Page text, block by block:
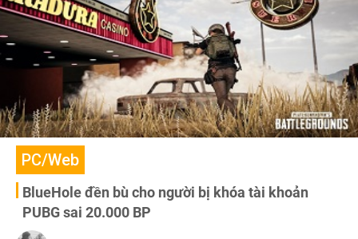
PC/Web
BlueHole đền bù cho người bị khóa tài khoản
PUBG sai 20.000 BP